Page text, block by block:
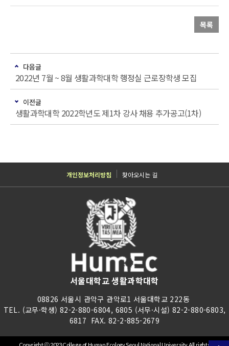
목록
다음글
2022년 7월 ~ 8월 생활과학대학 행정실 근로장학생 모집
이전글
생활과학대학 2022학년도 제1차 강사 채용 추가공고(1차)
개인정보처리방침 찾아오시는 길
서울대학교 생활과학대학
08826 서울시 관악구 관악로1 서울대학교 222동
TEL. (교무·학생) 82-2-880-6804, 6805 (서무·시설) 82-2-880-6803,
6817 FAX. 82-2-885-2679